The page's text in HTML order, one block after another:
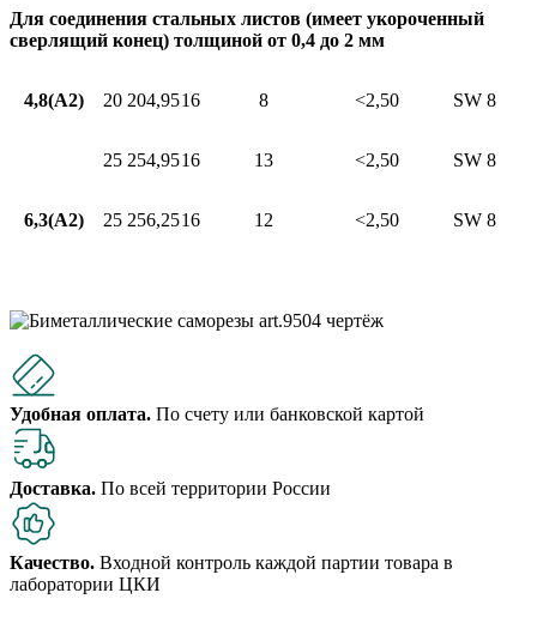
Для соединения стальных листов (имеет укороченный
сверлящий конец) толщиной от 0,4 до 2 мм
4,8(A2) 20 204,9516 8 <2,50 SW 8
25 254,9516 13 <2,50 SW 8
6,3(A2) 25 256,2516 12 <2,50 SW 8
Удобная оплата. По счету или банковской картой
Доставка. По всей территории России
Качество. Входной контроль каждой партии товара в
лаборатории ЦКИ